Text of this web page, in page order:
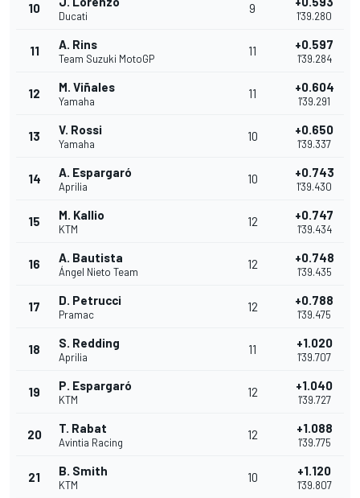
10
Ducati
9
1'39.280
11 A. Rins
Team Suzuki MotoGP
11 +0.597
1'39.284
12 M. Viñales
Yamaha
11 +0.604
1'39.291
13 V. Rossi
Yamaha
10 +0.650
1'39.337
14 A. Espargaró
Aprilia
10 +0.743
1'39.430
15 M. Kallio
KTM
12 +0.747
1'39.434
16 A. Bautista
Ángel Nieto Team
12 +0.748
1'39.435
17 D. Petrucci
Pramac
12 +0.788
1'39.475
18 S. Redding
Aprilia
11 +1.020
1'39.707
19 P. Espargaró
KTM
12 +1.040
1'39.727
20 T. Rabat
Avintia Racing
12 +1.088
1'39.775
21 B. Smith
KTM
10 +1.120
1'39.807